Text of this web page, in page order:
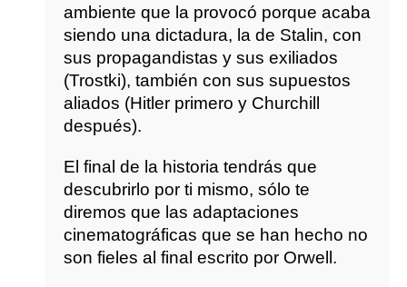
ambiente que la provocó porque acaba
siendo una dictadura, la de Stalin, con
sus propagandistas y sus exiliados
(Trostki), también con sus supuestos
aliados (Hitler primero y Churchill
después).
El final de la historia tendrás que
descubrirlo por ti mismo, sólo te
diremos que las adaptaciones
cinematográficas que se han hecho no
son fieles al final escrito por Orwell.